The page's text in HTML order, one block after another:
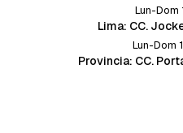
Lun-Dom
Lima: CC.
Lun-Dom
Provincia: CC.